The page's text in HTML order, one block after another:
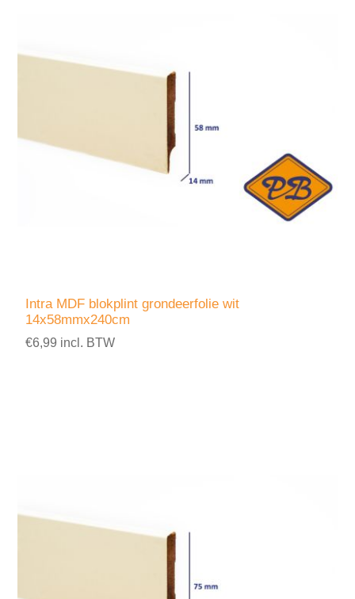
Intra MDF blokplint grondeerfolie wit
14x58mmx240cm
€6,99 incl. BTW